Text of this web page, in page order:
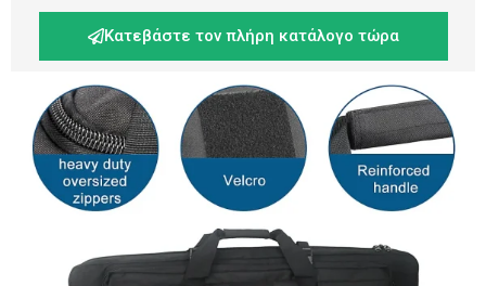
Κατεβάστε τον πλήρη κατάλογο τώρα